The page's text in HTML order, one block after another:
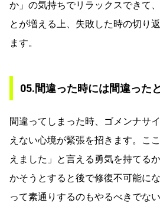
か」の気持ちでリラックスできて
とが増える上、失敗した時の切り
ます。
05.間違った時には間違った
間違ってしまった時、ゴメンナサ
えない心境が緊張を招きます。こ
えました」と言える勇気を持てる
かそうとすると後で修復不可能に
って素通りするのもやるべきでない